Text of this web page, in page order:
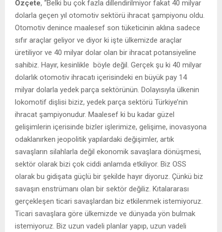
Özçete, “Belki bu çok fazla dillendirilmiyor fakat 40 milyar
dolarla geçen yıl otomotiv sektörü ihracat şampiyonu oldu.
Otomotiv denince maalesef son tüketicinin aklına sadece
sıfır araçlar geliyor ve diyor ki işte ülkemizde araçlar
üretiliyor ve 40 milyar dolar olan bir ihracat potansiyeline
sahibiz. Hayır, kesinlikle böyle değil. Gerçek şu ki 40 milyar
dolarlık otomotiv ihracatı içerisindeki en büyük pay 14
milyar dolarla yedek parça sektörünün. Dolayısıyla ülkenin
lokomotif dişlisi biziz, yedek parça sektörü Türkiye’nin
ihracat şampiyonudur. Maalesef ki bu kadar güzel
gelişimlerin içerisinde bizler işlerimize, gelişime, inovasyona
odaklanırken jeopolitik yapılardaki değişimler, artık
savaşların silahlarla değil ekonomik savaşlara dönüşmesi,
sektör olarak bizi çok ciddi anlamda etkiliyor. Biz OSS
olarak bu gidişata güçlü bir şekilde hayır diyoruz. Çünkü biz
savaşın enstrümanı olan bir sektör değiliz. Kıtalararası
gerçekleşen ticari savaşlardan biz etkilenmek istemiyoruz.
Ticari savaşlara göre ülkemizde ve dünyada yön bulmak
istemiyoruz. Biz uzun vadeli planlar yapıp, uzun vadeli